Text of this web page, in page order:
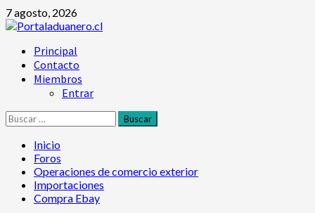
Saltar
al
7 agosto, 2026
Menú
principal
Principal
Contacto
Miembros
Entrar
Buscar:
Inicio
Foros
Operaciones de comercio exterior
Importaciones
Compra Ebay